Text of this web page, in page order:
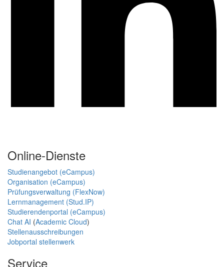
Online-Dienste
Studienangebot (eCampus)
Organisation (eCampus)
Prüfungsverwaltung (FlexNow)
Lernmanagement (Stud.IP)
Studierendenportal (eCampus)
Chat AI (Academic Cloud)
Stellenausschreibungen
Jobportal stellenwerk
Service